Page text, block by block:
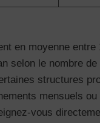
en moyenne entre
selon le nombre
structures
mensuels
vous